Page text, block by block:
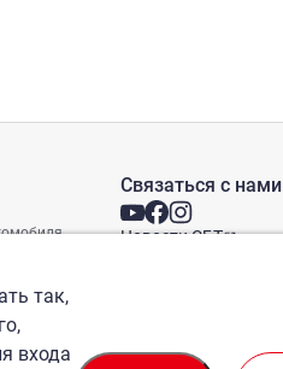
Связаться с нами
Новости СБТ
так,
входа